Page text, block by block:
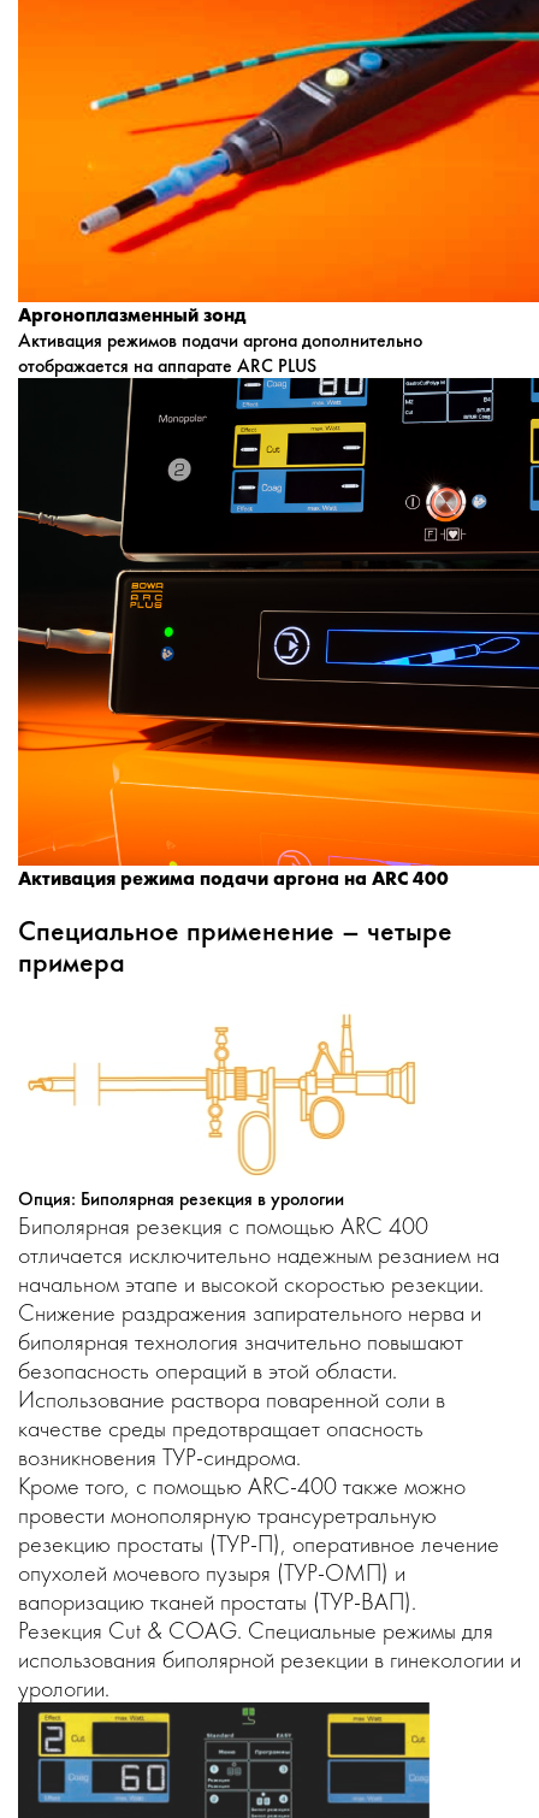
Аргоноплазменный зонд
Активация режимов подачи аргона дополнительно
отображается на аппарате ARC PLUS
Активация режима подачи аргона на ARC 400
Специальное применение – четыре
примера
Опция: Биполярная резекция в урологии
Биполярная резекция с помощью ARC 400
отличается исключительно надежным резанием на
начальном этапе и высокой скоростью резекции.
Снижение раздражения запирательного нерва и
биполярная технология значительно повышают
безопасность операций в этой области.
Использование раствора поваренной соли в
качестве среды предотвращает опасность
возникновения ТУР-синдрома.
Кроме того, с помощью ARC-400 также можно
провести монополярную трансуретральную
резекцию простаты (ТУР-П), оперативное лечение
опухолей мочевого пузыря (ТУР-ОМП) и
вапоризацию тканей простаты (ТУР-ВАП).
Резекция Cut & COAG. Специальные режимы для
использования биполярной резекции в гинекологии и
урологии.